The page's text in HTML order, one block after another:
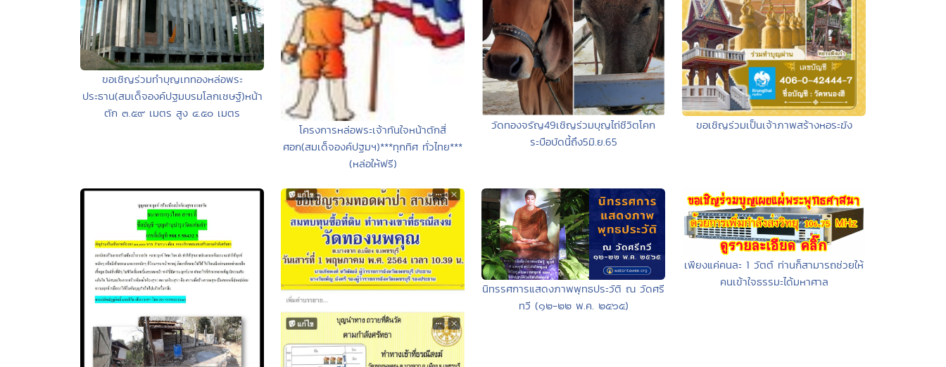
ขอเชิญร่วมทำบุญเททองหล่อพระ
ประธาน(สมเด็จองค์ปฐมบรมโลกเชษฐ์)หน้า
ตัก ๓.๕๙ เมตร สูง ๔.๕๐ เมตร
โครงการหล่อพระเจ้าทันใจหน้าตักสี่
ศอก(สมเด็จองค์ปฐมฯ)***ทุกทิศ ทั่วไทย***
(หล่อให้ฟรี)
วัดทองจรัญ49เชิญร่วมบุญไถ่ชีวิตโคก
ระบือบัดนี้ถึง5มิ.ย.65
ขอเชิญร่วมเป็นเจ้าภาพสร้างหอระฆัง
นิทรรศการแสดงภาพพุทธประวัติ ณ วัดศรี
ทวี (๑๒-๒๒ พ.ค. ๒๕๖๕)
เพียงแค่คนละ 1 วัตต์ ท่านก็สามารถช่วยให้
คนเข้าใจธรรมะได้มหาศาล